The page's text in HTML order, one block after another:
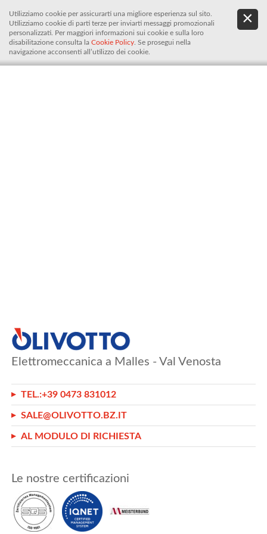
Utilizziamo cookie per assicurarti una migliore esperienza sul sito.
Utilizziamo cookie di parti terze per inviarti messaggi promozionali
personalizzati. Per maggiori informazioni sui cookie e sulla loro
disabilitazione consulta la Cookie Policy . Se prosegui nella
navigazione acconsenti all’utilizzo dei cookie.
De.It
Elettromeccanica a Malles - Val Venosta
TEL.:+39 0473 831012
SALE@OLIVOTTO.BZ.IT
AL MODULO DI RICHIESTA
Le nostre certificazioni